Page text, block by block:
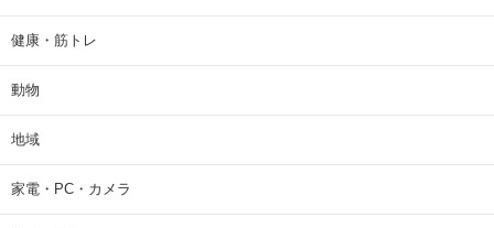
健康・筋トレ
動物
地域
家電・PC・カメラ